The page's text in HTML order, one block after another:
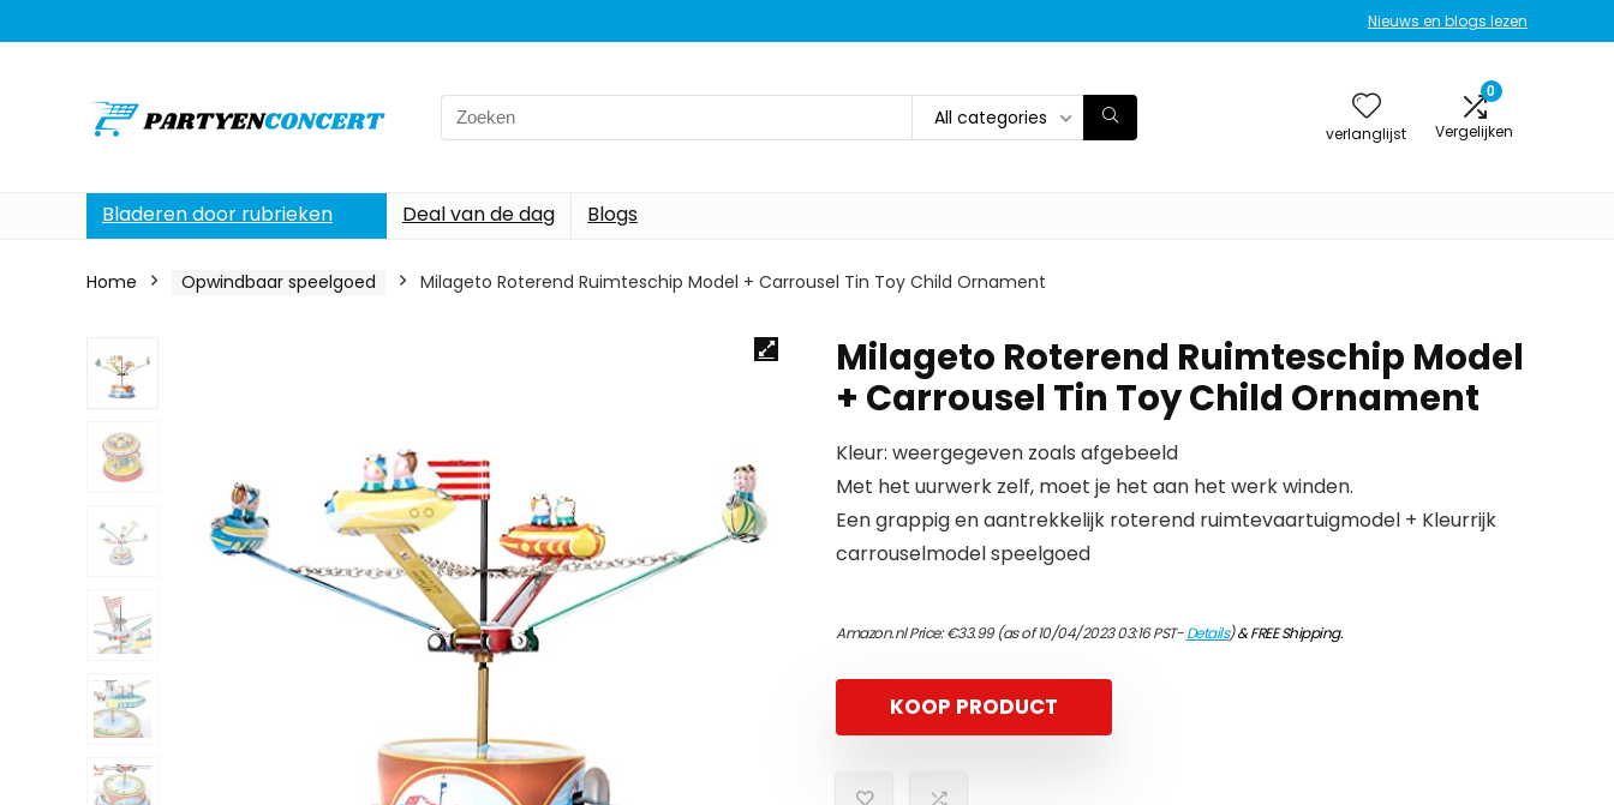
Nieuws en blogs lezen
Search
for:
All categories
verlanglijst
0
Vergelijken
Bladeren door rubrieken Deal van de dag Blogs
Home Opwindbaar speelgoed Milageto Roterend Ruimteschip Model + Carrousel Tin Toy Child Ornament
Milageto Roterend Ruimteschip Model
+ Carrousel Tin Toy Child Ornament
Kleur: weergegeven zoals afgebeeld
Met het uurwerk zelf, moet je het aan het werk winden.
Een grappig en aantrekkelijk roterend ruimtevaartuigmodel + Kleurrijk
carrouselmodel speelgoed
Amazon.nl Price:€33.99(as of 10/04/2023 03:16 PST-Details)&FREE Shipping.
KOOP PRODUCT